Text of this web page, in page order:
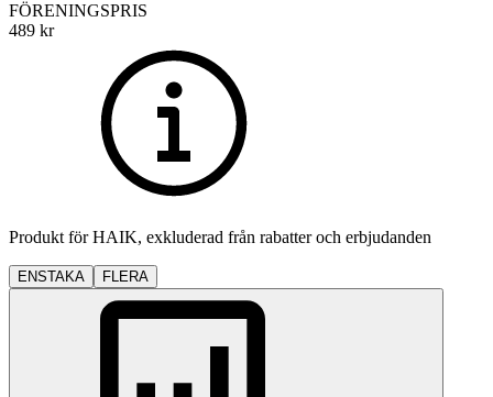
FÖRENINGSPRIS
489 kr
Produkt förHAIK, exkluderad från rabatter och erbjudanden
ENSTAKA FLERA